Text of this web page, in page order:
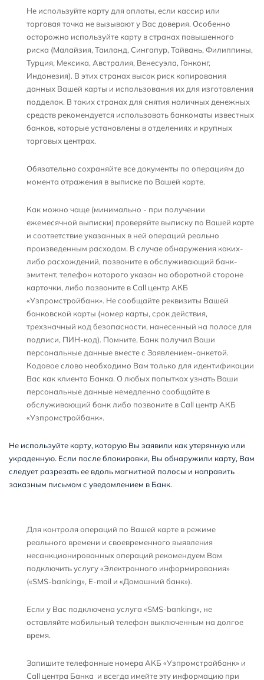
Не используйте карту для оплаты, если кассир или
торговая точка не вызывают у Вас доверия. Особенно
осторожно используйте карту в странах повышенного
риска (Малайзия, Таиланд, Сингапур, Тайвань, Филиппины,
Турция, Мексика, Австралия, Венесуэла, Гонконг,
Индонезия). В этих странах высок риск копирования
данных Вашей карты и использования их для изготовления
подделок. В таких странах для снятия наличных денежных
средств рекомендуется использовать банкоматы известных
банков, которые установлены в отделениях и крупных
торговых центрах.
Обязательно сохраняйте все документы по операциям до
момента отражения в выписке по Вашей карте.
Как можно чаще (минимально - при получении
ежемесячной выписки) проверяйте выписку по Вашей карте
и соответствие указанных в ней операций реально
произведенным расходам. В случае обнаружения каких-
либо расхождений, позвоните в обслуживающий банк-
эмитент, телефон которого указан на оборотной стороне
карточки, либо позвоните в Call центр АКБ
«Узпромстройбанк». Не сообщайте реквизиты Вашей
банковской карты (номер карты, срок действия,
трехзначный код безопасности, нанесенный на полосе для
подписи, ПИН-код). Помните, Банк получил Ваши
персональные данные вместе с Заявлением-анкетой.
Кодовое слово необходимо Вам только для идентификации
Вас как клиента Банка. О любых попытках узнать Ваши
персональные данные немедленно сообщайте в
обслуживающий банк либо позвоните в Call центр АКБ
«Узпромстройбанк».
Не используйте карту, которую Вы заявили как утерянную или
украденную. Если после блокировки, Вы обнаружили карту, Вам
следует разрезать ее вдоль магнитной полосы и направить
заказным письмом с уведомлением в Банк.
Для контроля операций по Вашей карте в режиме
реального времени и своевременного выявления
несанкционированных операций рекомендуем Вам
подключить услугу «Электронного информирования»
(«SMS-banking», E-mail и «Домашний банк»).
Если у Вас подключена услуга «SMS-banking», не
оставляйте мобильный телефон выключенным на долгое
время.
Запишите телефонные номера АКБ «Узпромстройбанк» и
Call центра Банка и всегда имейте эту информацию при